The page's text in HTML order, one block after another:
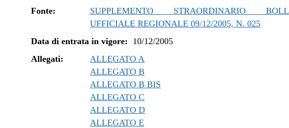
Fonte:
SUPPLEMENTO STRAORDINARIO
UFFICIALE REGIONALE 09/12/2005, N. 025
Data di entrata in vigore: 10/12/2005
Allegati:
ALLEGATO A
ALLEGATO B
ALLEGATO B BIS
ALLEGATO C
ALLEGATO D
ALLEGATO E